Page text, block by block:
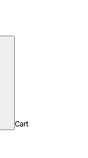
Cart